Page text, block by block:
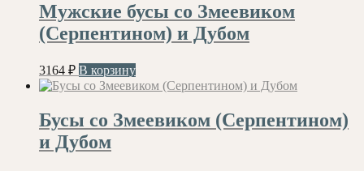
Мужские бусы со Змеевиком
(Серпентином) и Дубом
3164 ₽ В корзину
Бусы со Змеевиком (Серпентином)
и Дубом